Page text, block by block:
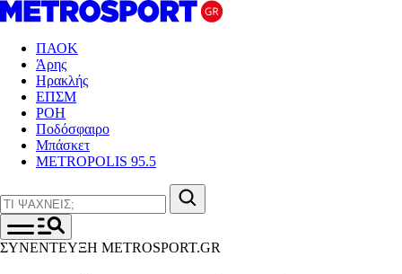
ΠΑΟΚ
Άρης
Ηρακλής
ΕΠΣΜ
ΡΟΗ
Ποδόσφαιρο
Μπάσκετ
METROPOLIS 95.5
ΣΥΝΕΝΤΕΥΞΗ METROSPORT.GR